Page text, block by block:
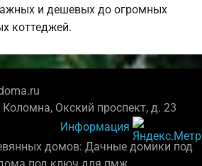
и дешевых до огромных
коттеджей.
Коломна, Окский проспект, д. 23
Информация
домов: Дачные домики под